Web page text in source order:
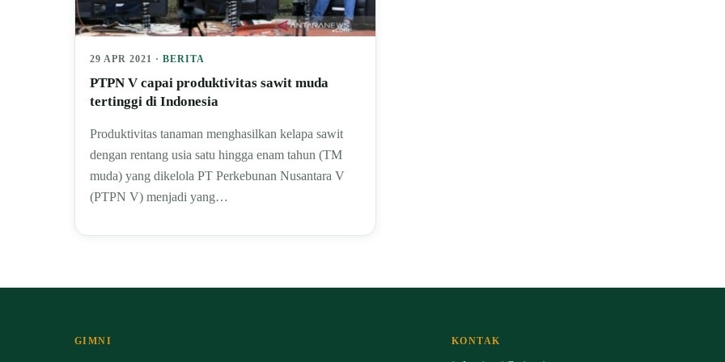
29 APR 2021 · BERITA
PTPN V capai produktivitas sawit muda
tertinggi di Indonesia
Produktivitas tanaman menghasilkan kelapa sawit
dengan rentang usia satu hingga enam tahun (TM
muda) yang dikelola PT Perkebunan Nusantara V
(PTPN V) menjadi yang…
GIMNI KONTAK